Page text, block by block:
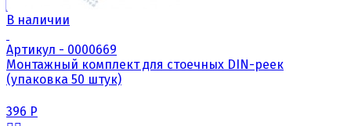
В наличии
Артикул - 0000669
Монтажный комплект для стоечных DIN-реек
(упаковка 50 штук)
396 Р